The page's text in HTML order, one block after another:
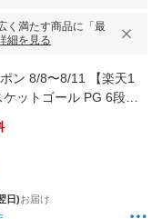
く満たす商品に「最
細を見る
ン 8/8〜8/11 【楽天1
ットゴール PG 6段階
ニバス 公式サイズ 高反
ンク ウェイトバッグ
練習用 子供 大人 5号
トボール SP0808
日)お届け